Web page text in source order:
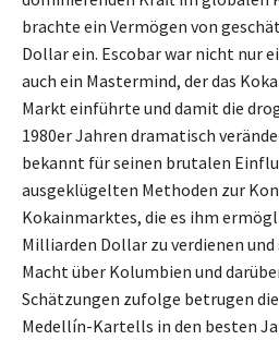
brachte ein Vermögen von
Dollar ein. Escobar war nicht nur
auch ein Mastermind, der das
Markt einführte und damit die
1980er Jahren dramatisch
bekannt für seinen brutalen
ausgeklügelten Methoden zur
Kokainmarktes, die es ihm
Milliarden Dollar zu verdienen
Macht über Kolumbien und
Schätzungen zufolge betrugen
Medellín-Kartells in den besten